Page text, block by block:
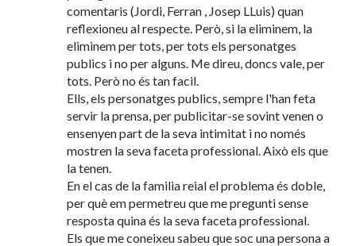
comentaris (Jordi, Ferran , Josep LLuis) quan
reflexioneu al respecte. Però, si la eliminem, la
eliminem per tots, per tots els personatges
publics i no per alguns. Me direu, doncs vale, per
tots. Però no és tan facil.
Ells, els personatges publics, sempre l'han feta
servir la prensa, per publicitar-se sovint venen o
ensenyen part de la seva intimitat i no només
mostren la seva faceta professional. Això els que
la tenen.
En el cas de la familia reial el problema és doble,
per què em permetreu que me pregunti sense
resposta quina és la seva faceta professional.
Els que me coneixeu sabeu que soc una persona a